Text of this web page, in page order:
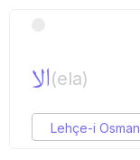
الا(ela)
Lehçe-i